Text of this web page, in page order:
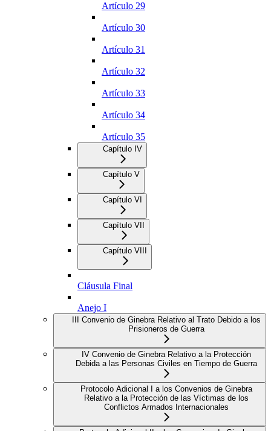
Artículo 29
Artículo 30
Artículo 31
Artículo 32
Artículo 33
Artículo 34
Artículo 35
Capítulo IV
Capítulo V
Capítulo VI
Capítulo VII
Capítulo VIII
Cláusula Final
Anejo I
III Convenio de Ginebra Relativo al Trato Debido a los
Prisioneros de Guerra
IV Convenio de Ginebra Relativo a la Protección
Debida a las Personas Civiles en Tiempo de Guerra
Protocolo Adicional I a los Convenios de Ginebra
Relativo a la Protección de las Víctimas de los
Conflictos Armados Internacionales